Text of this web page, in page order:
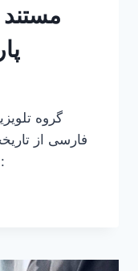
مستند
گروه
فارسی از
که در زیر می‌توانید مشاهده کنید :